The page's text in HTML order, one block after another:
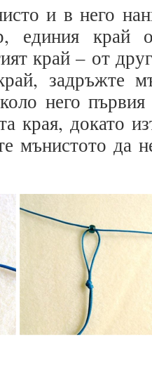
и в него
единия край
край – от
задръжте
него
края, докато
мънистото да